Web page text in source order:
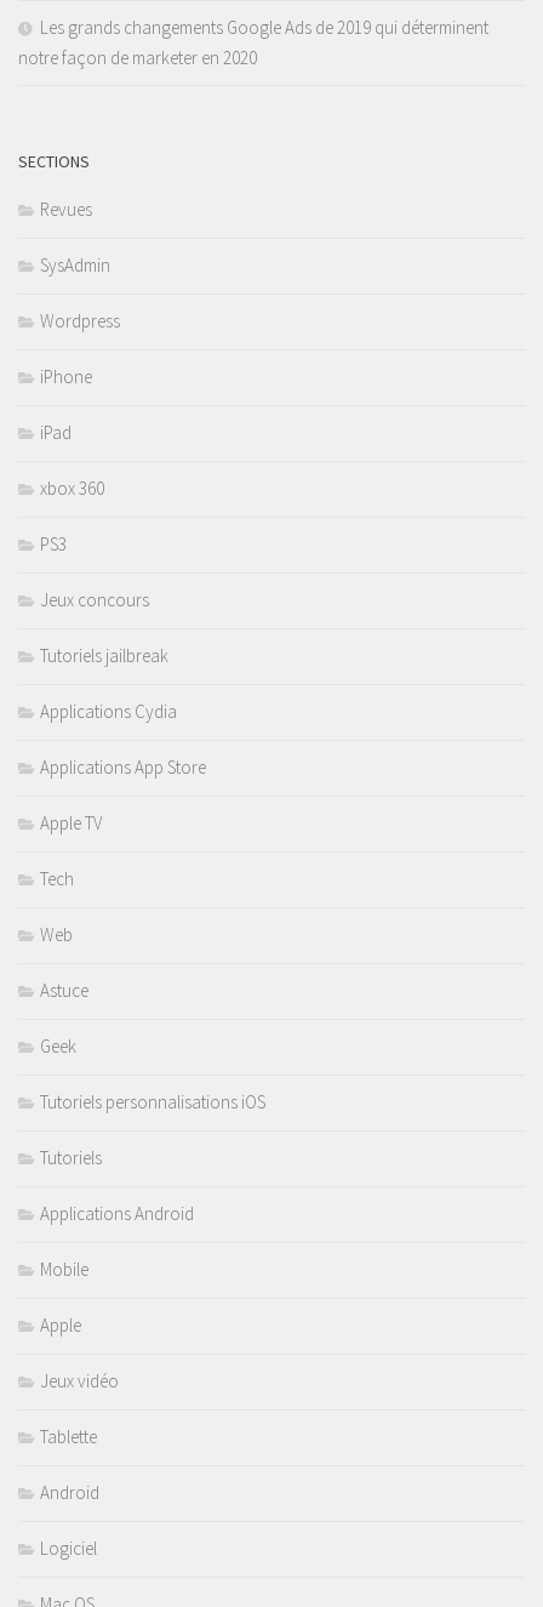
Les grands changements Google Ads de 2019 qui déterminent
notre façon de marketer en 2020
SECTIONS
Revues
SysAdmin
Wordpress
iPhone
iPad
xbox 360
PS3
Jeux concours
Tutoriels jailbreak
Applications Cydia
Applications App Store
Apple TV
Tech
Web
Astuce
Geek
Tutoriels personnalisations iOS
Tutoriels
Applications Android
Mobile
Apple
Jeux vidéo
Tablette
Android
Logiciel